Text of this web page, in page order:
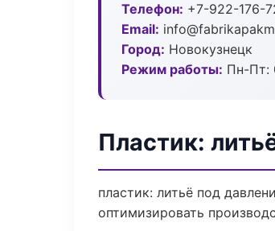
Телефон: +7-922-176-
Email:
Город: Новокузнецк
Режим работы: Пн-Пт:
Пластик:
пластик: литьё под
оптимизировать